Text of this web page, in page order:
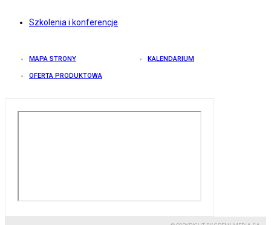
Szkolenia i konferencje
MAPA STRONY KALENDARIUM
OFERTA PRODUKTOWA